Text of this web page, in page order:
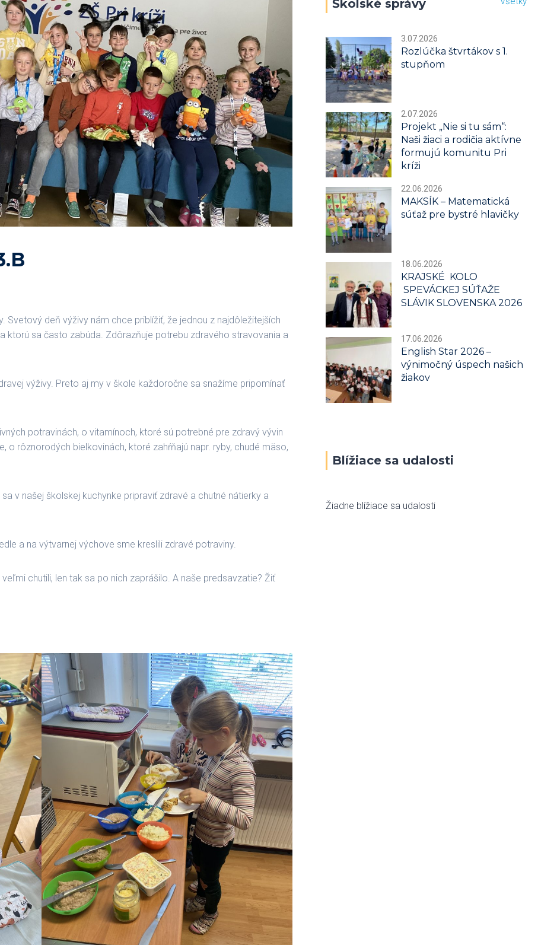
Svetový deň výživy nám chce priblížiť, že jednou z najdôležitejších
ktorú sa často zabúda. Zdôrazňuje potrebu zdravého stravovania a
výživy. Preto aj my v škole každoročne sa snažíme pripomínať
potravinách, o vitamínoch, ktoré sú potrebné pre zdravý vývin
o rôznorodých bielkovinách, ktoré zahŕňajú napr. ryby, chudé mäso,
v našej školskej kuchynke pripraviť zdravé a chutné nátierky a
a na výtvarnej výchove sme kreslili zdravé potraviny.
chutili, len tak sa po nich zaprášilo. A naše predsavzatie? Žiť
Školské správy
3.07.2026
Rozlúčka štvrtákov s 1.
stupňom
2.07.2026
Projekt „Nie si tu sám“:
Naši žiaci a rodičia aktívne
formujú komunitu Pri
kríži
22.06.2026
MAKSÍK – Matematická
súťaž pre bystré hlavičky
18.06.2026
KRAJSKÉ KOLO
SPEVÁCKEJ SÚŤAŽE
SLÁVIK SLOVENSKA 2026
17.06.2026
English Star 2026 –
výnimočný úspech našich
žiakov
Blížiace sa udalosti
Žiadne blížiace sa udalosti